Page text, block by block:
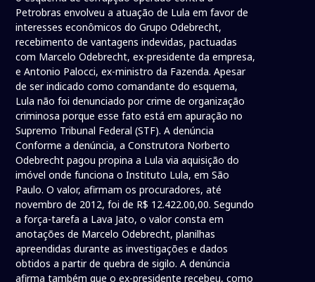
Petrobras envolveu a atuação de Lula em favor de
interesses econômicos do Grupo Odebrecht,
recebimento de vantagens indevidas, pactuadas
com Marcelo Odebrecht, ex-presidente da empresa,
e Antonio Palocci, ex-ministro da Fazenda. Apesar
de ser indicado como comandante do esquema,
Lula não foi denunciado por crime de organização
criminosa porque esse fato está em apuração no
Supremo Tribunal Federal (STF). A denúncia
Conforme a denúncia, a Construtora Norberto
Odebrecht pagou propina a Lula via aquisição do
imóvel onde funciona o Instituto Lula, em São
Paulo. O valor, afirmam os procuradores, até
novembro de 2012, foi de R$ 12.422.00,00. Segundo
a força-tarefa a Lava Jato, o valor consta em
anotações de Marcelo Odebrecht, planilhas
apreendidas durante as investigações e dados
obtidos a partir de quebra de sigilo. A denúncia
afirma também que o ex-presidente recebeu, como